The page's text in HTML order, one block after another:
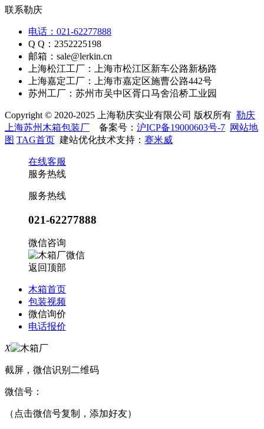
联系勒庆
电话：021-62277888
Q Q：2352225198
邮箱：sale@lerkin.cn
上海松江工厂：上海市松江区新车公路新杨路
上海嘉定工厂：上海市嘉定区施曹公路442号
苏州工厂：苏州市吴中区胥口马舍沿桥工业园
Copyright © 2020-2025 上海勒庆实业有限公司 版权所有 勒庆
上海苏州木箱包装厂 备案号： 沪ICP备19000603号-7 网站地
图 TAG首页 建站优化技术支持： 赛米威
在线客服
服务热线
服务热线
021-62277888
微信咨询
返回顶部
木箱首页
包装视频
微信询价
电话报价
X
截屏，微信识别二维码
微信号：
（点击微信号复制，添加好友）